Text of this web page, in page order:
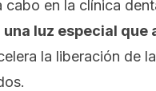
cabo en la clínica
luz especial que
la liberación de